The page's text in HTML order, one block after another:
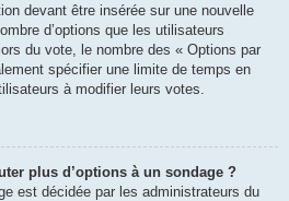
devant être insérée sur une nouvelle
d’options que les utilisateurs
du vote, le nombre des « Options par
spécifier une limite de temps en
à modifier leurs votes.
plus d’options à un sondage ?
est décidée par les administrateurs du